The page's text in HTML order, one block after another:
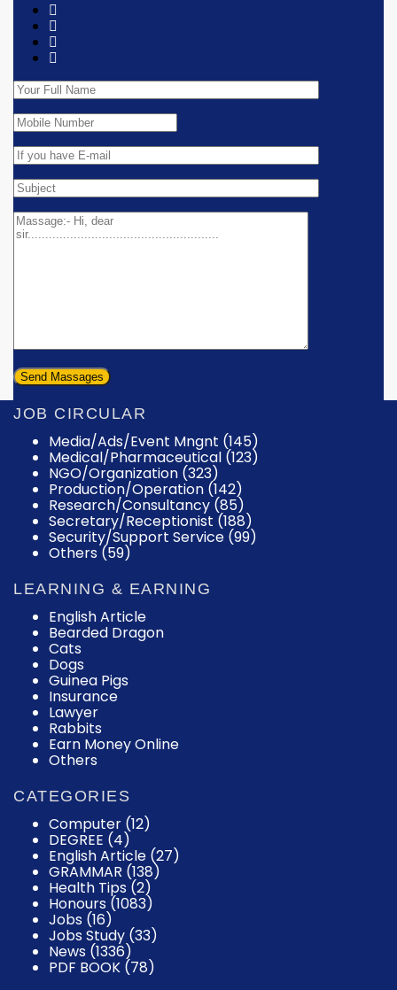
JOB CIRCULAR
Media/Ads/Event Mngnt (145)
Medical/Pharmaceutical (123)
NGO/Organization (323)
Production/Operation (142)
Research/Consultancy (85)
Secretary/Receptionist (188)
Security/Support Service (99)
Others (59)
LEARNING & EARNING
English Article
Bearded Dragon
Cats
Dogs
Guinea Pigs
Insurance
Lawyer
Rabbits
Earn Money Online
Others
CATEGORIES
Computer (12)
DEGREE (4)
English Article (27)
GRAMMAR (138)
Health Tips (2)
Honours (1083)
Jobs (16)
Jobs Study (33)
News (1336)
PDF BOOK (78)